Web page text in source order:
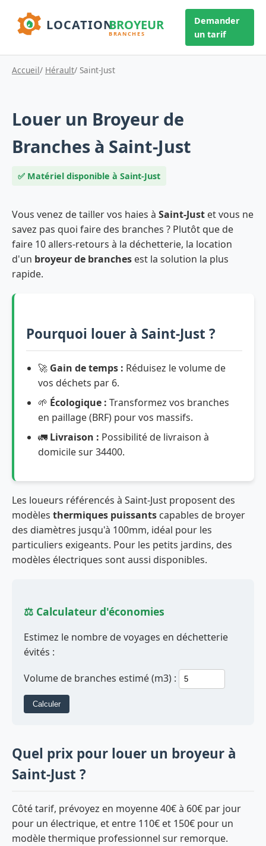
Demander
un tarif
Accueil/ Hérault/ Saint-Just
Louer un Broyeur de
Branches à Saint-Just
✅ Matériel disponible à Saint-Just
Vous venez de tailler vos haies à Saint-Just et vous ne
savez pas quoi faire des branches ? Plutôt que de
faire 10 allers-retours à la déchetterie, la location
d'un broyeur de branches est la solution la plus
rapide.
Pourquoi louer à Saint-Just ?
🚀 Gain de temps : Réduisez le volume de
vos déchets par 6.
🌱 Écologique : Transformez vos branches
en paillage (BRF) pour vos massifs.
🚛 Livraison : Possibilité de livraison à
domicile sur 34400.
Les loueurs référencés à Saint-Just proposent des
modèles thermiques puissants capables de broyer
des diamètres jusqu'à 100mm, idéal pour les
particuliers exigeants. Pour les petits jardins, des
modèles électriques sont aussi disponibles.
⚖️ Calculateur d'économies
Estimez le nombre de voyages en déchetterie
évités :
Volume de branches estimé (m3) :
Calculer
Quel prix pour louer un broyeur à
Saint-Just ?
Côté tarif, prévoyez en moyenne 40€ à 60€ par jour
pour un électrique, et entre 110€ et 150€ pour un
modèle thermique professionnel sur remorque.